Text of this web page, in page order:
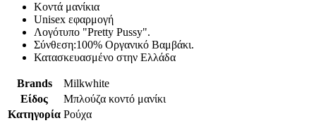
Κοντά μανίκια
Unisex εφαρμογή
Λογότυπο "Pretty Pussy".
Σύνθεση:100% Οργανικό Βαμβάκι.
Κατασκευασμένο στην Ελλάδα
Brands
Milkwhite
Είδος
Μπλούζα κοντό μανίκι
Κατηγορία Ρούχα